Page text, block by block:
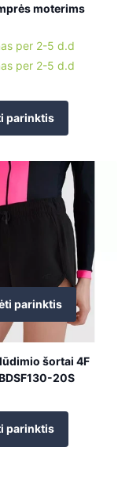
moterims
per 2-5 d.d
per 2-5 d.d
parinktis
parinktis
šortai 4F
20S
parinktis